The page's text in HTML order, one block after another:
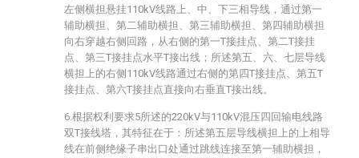
左侧横担悬挂110kV线路上、中、下三相导线，通过第一
辅助横担、第二辅助横担、第三辅助横担、第四辅助横担
向右穿越右侧回路，从右侧的第一T接挂点、第二T接挂
点、第三T接挂点水平T接出线；所述第五、六、七层导线
横担上的右侧110kV线路通过右侧的第四T接挂点、第五T
接挂点、第六T接挂点直接向右垂直T接出线。
6.根据权利要求5所述的220kV与110kV混压四回输电线路
双T接线塔，其特征在于：所述第五层导线横担上的上相导
线在前侧绝缘子串出口处通过跳线连接至第一辅助横担，